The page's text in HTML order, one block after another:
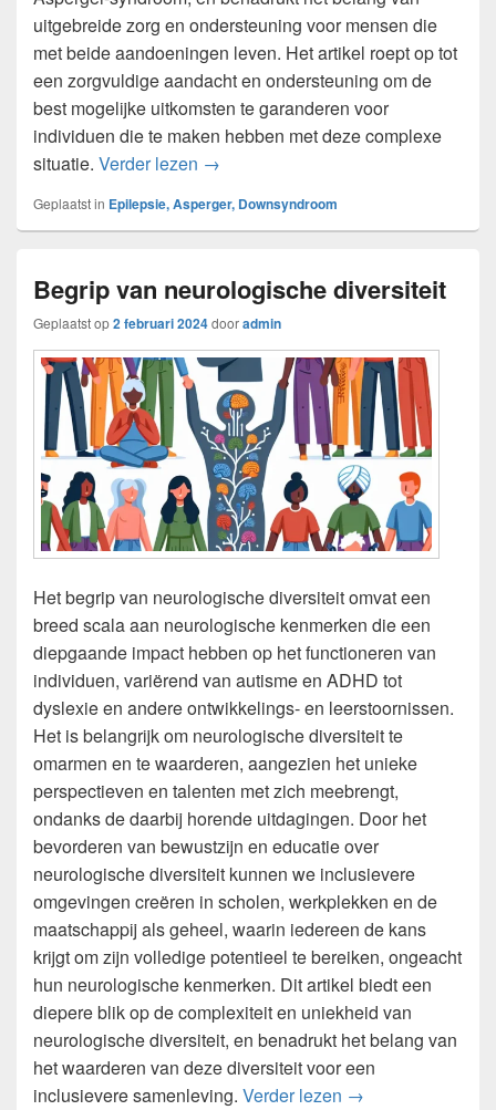
uitgebreide zorg en ondersteuning voor mensen die
met beide aandoeningen leven. Het artikel roept op tot
een zorgvuldige aandacht en ondersteuning om de
best mogelijke uitkomsten te garanderen voor
individuen die te maken hebben met deze complexe
situatie. Verder lezen – De impact van epilepsie op
→
Geplaatst in Epilepsie, Asperger, Downsyndroom
Begrip van neurologische diversiteit
Geplaatst op2 februari 2024dooradmin
Het begrip van neurologische diversiteit omvat een
breed scala aan neurologische kenmerken die een
diepgaande impact hebben op het functioneren van
individuen, variërend van autisme en ADHD tot
dyslexie en andere ontwikkelings- en leerstoornissen.
Het is belangrijk om neurologische diversiteit te
omarmen en te waarderen, aangezien het unieke
perspectieven en talenten met zich meebrengt,
ondanks de daarbij horende uitdagingen. Door het
bevorderen van bewustzijn en educatie over
neurologische diversiteit kunnen we inclusievere
omgevingen creëren in scholen, werkplekken en de
maatschappij als geheel, waarin iedereen de kans
krijgt om zijn volledige potentieel te bereiken, ongeacht
hun neurologische kenmerken. Dit artikel biedt een
diepere blik op de complexiteit en uniekheid van
neurologische diversiteit, en benadrukt het belang van
het waarderen van deze diversiteit voor een
inclusievere samenleving. Verder lezen Begrip van
→